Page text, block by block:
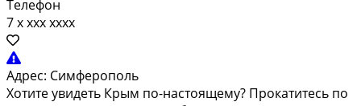
Телефон
7 x xxx xxxx
Адрес: Симферополь
Хотите увидеть Крым по-настоящему? Прокатитесь по